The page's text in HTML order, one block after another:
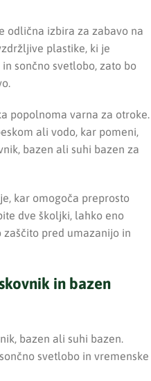
odlična izbira za zabavo na
plastike, ki je
sončno svetlobo, zato bo
popolnoma varna za otroke.
ali vodo, kar pomeni,
bazen ali suhi bazen za
kar omogoča preprosto
dve školjki, lahko eno
pred umazanijo in
in bazen
bazen ali suhi bazen.
svetlobo in vremenske